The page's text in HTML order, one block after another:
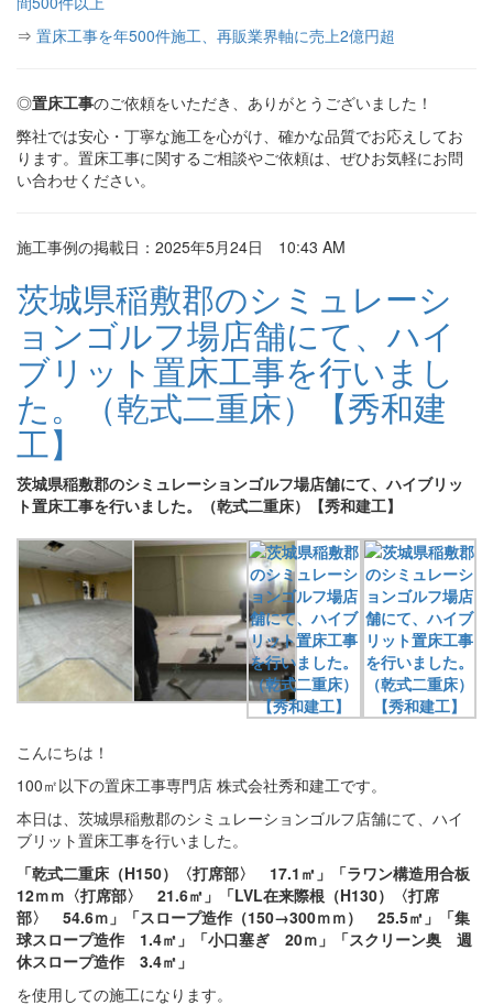
⇒ 置床工事を年500件施工、再販業界軸に売上2億円超
◎置床工事のご依頼をいただき、ありがとうございました！
弊社では安心・丁寧な施工を心がけ、確かな品質でお応えしてお
ります。置床工事に関するご相談やご依頼は、ぜひお気軽にお問
い合わせください。
施工事例の掲載日：2025年5月24日 10:43 AM
茨城県稲敷郡のシミュレーシ
ョンゴルフ場店舗にて、ハイ
ブリット置床工事を行いまし
た。（乾式二重床）【秀和建
工】
茨城県稲敷郡のシミュレーションゴルフ場店舗にて、ハイブリッ
ト置床工事を行いました。（乾式二重床）【秀和建工】
こんにちは！
100㎡以下の置床工事専門店 株式会社秀和建工です。
本日は、茨城県稲敷郡のシミュレーションゴルフ店舗にて、ハイ
ブリット置床工事を行いました。
「乾式二重床（H150）〈打席部〉 17.1㎡」「ラワン構造用合板
12ｍｍ〈打席部〉 21.6㎡」「LVL在来際根（H130）〈打席
部〉 54.6ｍ」「スロープ造作（150→300ｍｍ） 25.5㎡」「集
球スロープ造作 1.4㎡」「小口塞ぎ 20ｍ」「スクリーン奥 週
休スロープ造作 3.4㎡」
を使用しての施工になります。